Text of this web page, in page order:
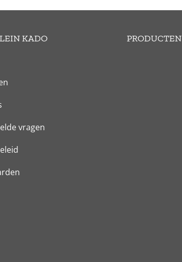
KADO
vragen
PRODUCTEN